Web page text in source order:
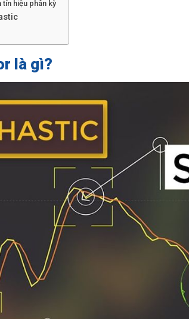
hiệu phân kỳ
là gì?